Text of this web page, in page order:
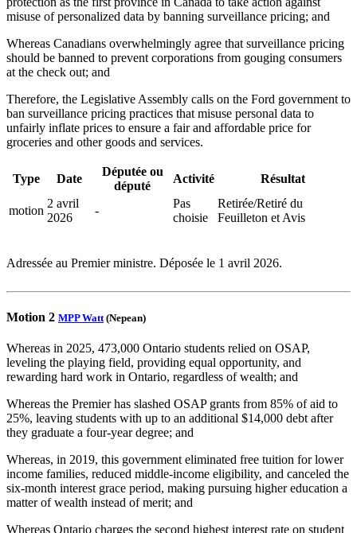
misuse of personalized data by banning surveillance pricing; and
Whereas Canadians overwhelmingly agree that surveillance pricing
should be banned to prevent corporations from gouging consumers
at the check out; and
Therefore, the Legislative Assembly calls on the Ford government to
ban surveillance pricing practices that misuse personal data to
unfairly inflate prices to ensure a fair and affordable price for
groceries and other goods and services.
Type Date
Députée ou
député
Activité Résultat
motion
2 avril
2026
-
Pas
choisie
Retirée/Retiré du
Feuilleton et Avis
Adressée au Premier ministre. Déposée le 1 avril 2026.
Motion 2 MPP Watt (Nepean)
Whereas in 2025, 473,000 Ontario students relied on OSAP,
leveling the playing field, providing equal opportunity, and
rewarding hard work in Ontario, regardless of wealth; and
Whereas the Premier has slashed OSAP grants from 85% of aid to
25%, leaving students with up to an additional $14,000 debt after
they graduate a four-year degree; and
Whereas, in 2019, this government eliminated free tuition for lower
income families, reduced middle-income eligibility, and canceled the
six-month interest grace period, making pursuing higher education a
matter of wealth instead of merit; and
Whereas Ontario charges the second highest interest rate on student